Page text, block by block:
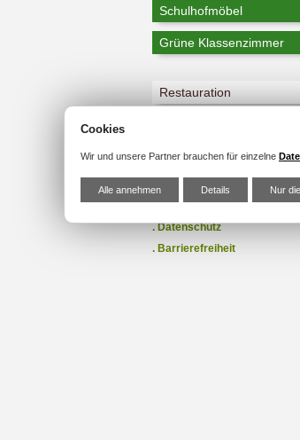
Schulhofmöbel
Grüne Klassenzimmer
Restauration
Firma
Impressum
Datenschutz
Barrierefreiheit
Cookies
Wir und unsere Partner brauchen für einzelne
Alle annehmen Details Nur